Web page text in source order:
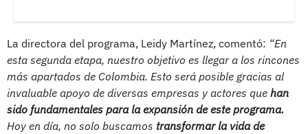
La directora del programa, Leidy Martínez, comentó: “En
esta segunda etapa, nuestro objetivo es llegar a los rincones
más apartados de Colombia. Esto será posible gracias al
invaluable apoyo de diversas empresas y actores que han
sido fundamentales para la expansión de este programa.
Hoy en día, no solo buscamos transformar la vida de